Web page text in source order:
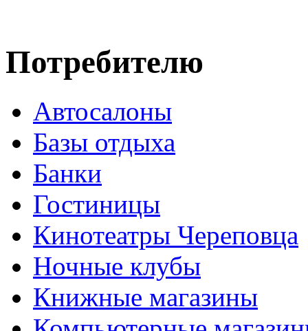
Потребителю
Автосалоны
Базы отдыха
Банки
Гостиницы
Кинотеатры Череповца
Ночные клубы
Книжные магазины